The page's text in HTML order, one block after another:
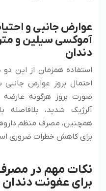
عوارض جانبی و
آموکسی سیلین و
دندان
استفاده همزمان از این
احتمال بروز عوارض جانبی
صورت بروز هرگونه
آلرژیک شدید،
همچنین، مصرف منظم
برای کاهش خطرات ضروری
نکات مهم در
برای عفونت دندان